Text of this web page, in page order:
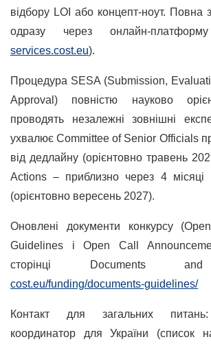
відбору LOI або концепт-ноут. Повна
одразу через онлайн-
services.cost.eu).
Процедура SESA (Submission,
Approval) повністю науково
проводять незалежні зовнішні
ухвалює Committee of Senior Officials
від дедлайну (орієнтовно травень
Actions – приблизно через 4 місяці
(орієнтовно вересень 2027).
Оновлені документи конкурсу
Guidelines і Open Call
сторінці Documents
cost.eu/funding/documents-guidelines/
Контакт для загальних питань:
координатор для України (список